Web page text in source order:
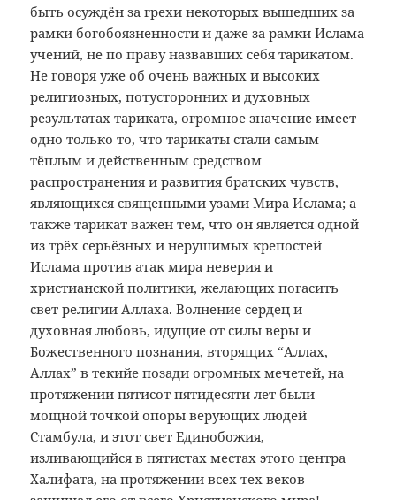
быть осуждён за грехи некоторых вышедших за
рамки богобоязненности и даже за рамки Ислама
учений, не по праву назвавших себя тарикатом.
Не говоря уже об очень важных и высоких
религиозных, потусторонних и духовных
результатах тариката, огромное значение имеет
одно только то, что тарикаты стали самым
тёплым и действенным средством
распространения и развития братских чувств,
являющихся священными узами Мира Ислама; а
также тарикат важен тем, что он является одной
из трёх серьёзных и нерушимых крепостей
Ислама против атак мира неверия и
христианской политики, желающих погасить
свет религии Аллаха. Волнение сердец и
духовная любовь, идущие от силы веры и
Божественного познания, вторящих “Аллах,
Аллах” в текийе позади огромных мечетей, на
протяжении пятисот пятидесяти лет были
мощной точкой опоры верующих людей
Стамбула, и этот свет Единобожия,
изливающийся в пятистах местах этого центра
Халифата, на протяжении всех тех веков